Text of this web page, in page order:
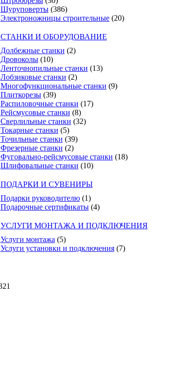
Шуруповерты (386)
Электроножницы строительные (20)
СТАНКИ И ОБОРУДОВАНИЕ
Долбежные станки (2)
Дровоколы (10)
Ленточнопильные станки (13)
Лобзиковые станки (2)
Многофункциональные станки (9)
Плиткорезы (39)
Распиловочные станки (17)
Рейсмусовые станки (8)
Сверлильные станки (32)
Токарные станки (5)
Точильные станки (39)
Фрезерные станки (2)
Фуговально-рейсмусовые станки (18)
Шлифовальные станки (10)
ПОДАРКИ И СУВЕНИРЫ
Подарки руководителю (1)
Подарочные сертификаты (4)
УСЛУГИ МОНТАЖА И ПОДКЛЮЧЕНИЯ
Услуги монтажа (5)
Услуги установки и подключения (7)